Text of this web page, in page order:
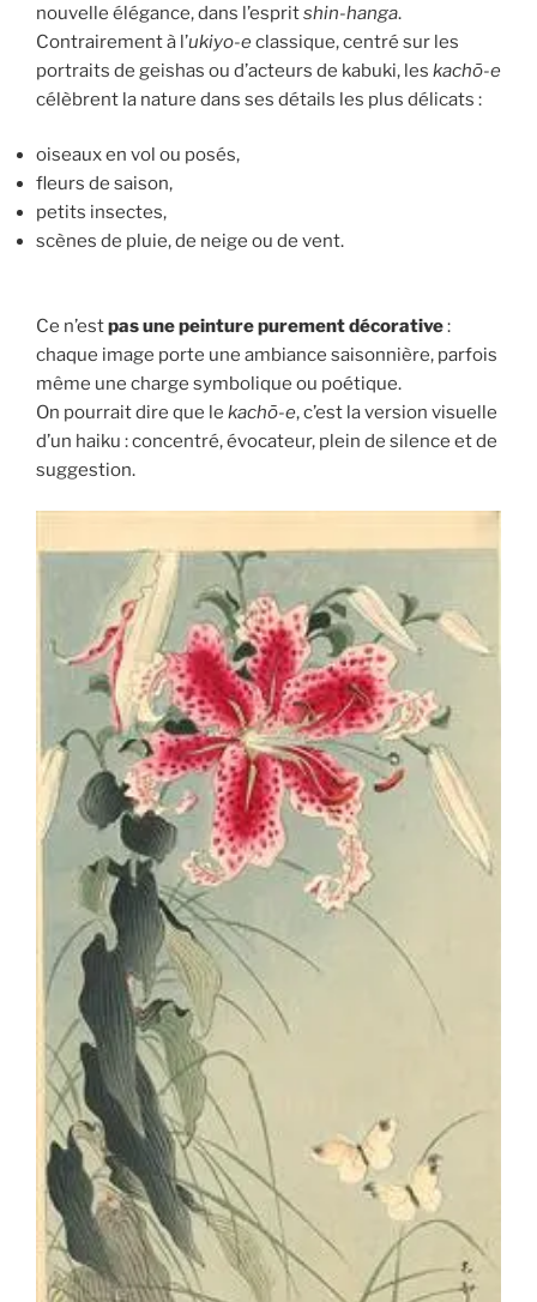
nouvelle élégance, dans l’espritshin-hanga.
Contrairement à l’ukiyo-eclassique, centré sur les
portraits de geishas ou d’acteurs de kabuki, les kachō-e
célèbrent la nature dans ses détails les plus délicats :
oiseaux en vol ou posés,
fleurs de saison,
petits insectes,
scènes de pluie, de neige ou de vent.
Ce n’estpas une peinture purement décorative:
chaque image porte une ambiance saisonnière, parfois
même une charge symbolique ou poétique.
On pourrait dire que le kachō-e, c’est la version visuelle
d’un haiku : concentré, évocateur, plein de silence et de
suggestion.